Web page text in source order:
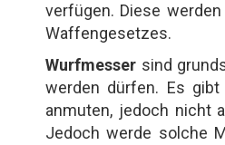
verfügen. Diese
Waffengesetzes.
Wurfmesser sind
werden dürfen. Es
anmuten, jedoch nicht
Jedoch werde solche